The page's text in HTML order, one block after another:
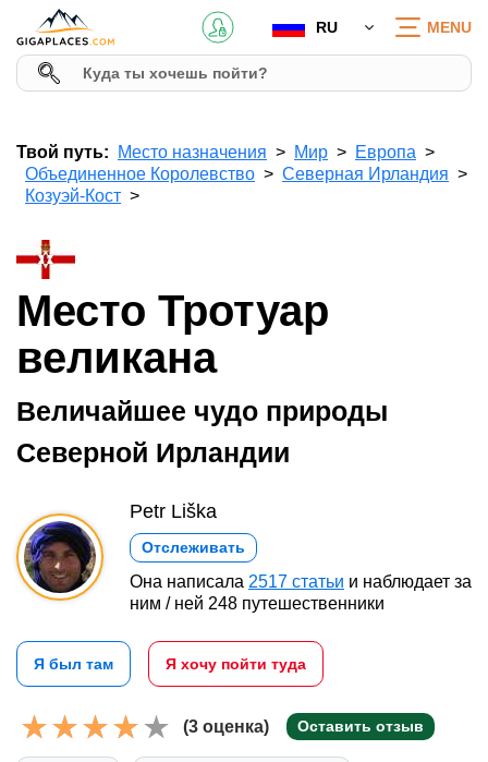
RU MENU
Твой путь: Место назначения Мир
Европа
Объединенное Королевство
Северная Ирландия
Козуэй-Кост
Место Тротуар
великана
Величайшее чудо природы
Северной Ирландии
Petr Liška
Отслеживать
Она написала 2517 статьи и наблюдает за
ним / ней 248 путешественники
Я был там Я хочу пойти туда
(3 оценка) Оставить отзыв